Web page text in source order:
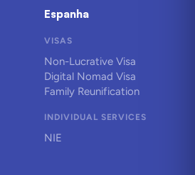
Espanha
VISAS
Non-Lucrative Visa
Digital Nomad Visa
Family Reunification
INDIVIDUAL SERVICES
NIE